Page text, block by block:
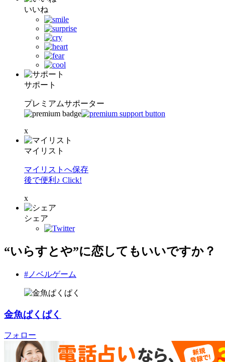
いいね
サポート
プレミアムサポーター
x
マイリスト
マイリストへ保存
後で便利♪ Click!
x
シェア
“いらすとや”に恋してもいいですか？
#ノベルゲーム
金魚ぱくぱく
フォロー